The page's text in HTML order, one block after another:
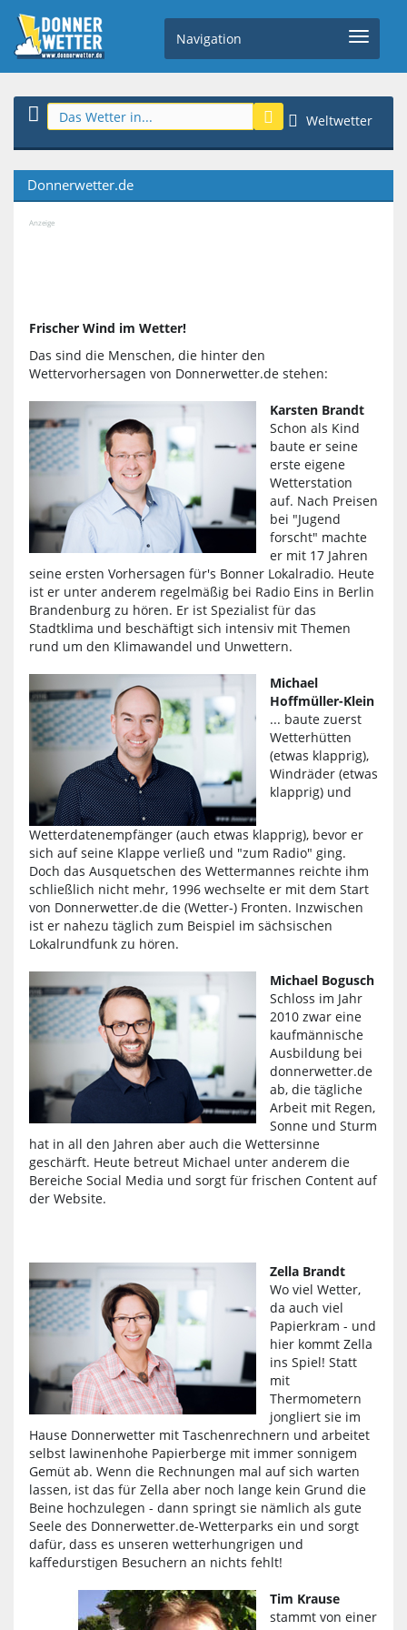
Navigation
Weltwetter
Donnerwetter.de
Anzeige
Frischer Wind im Wetter!
Das sind die Menschen, die hinter den
Wettervorhersagen von Donnerwetter.de stehen:
Karsten Brandt
Schon als Kind
baute er seine
erste eigene
Wetterstation
auf. Nach Preisen
bei "Jugend
forscht" machte
er mit 17 Jahren
seine ersten Vorhersagen für's Bonner Lokalradio. Heute
ist er unter anderem regelmäßig bei Radio Eins in Berlin
Brandenburg zu hören. Er ist Spezialist für das
Stadtklima und beschäftigt sich intensiv mit Themen
rund um den Klimawandel und Unwettern.
Michael
Hoffmüller-Klein
... baute zuerst
Wetterhütten
(etwas klapprig),
Windräder (etwas
klapprig) und
Wetterdatenempfänger (auch etwas klapprig), bevor er
sich auf seine Klappe verließ und "zum Radio" ging.
Doch das Ausquetschen des Wettermannes reichte ihm
schließlich nicht mehr, 1996 wechselte er mit dem Start
von Donnerwetter.de die (Wetter-) Fronten. Inzwischen
ist er nahezu täglich zum Beispiel im sächsischen
Lokalrundfunk zu hören.
Michael Bogusch
Schloss im Jahr
2010 zwar eine
kaufmännische
Ausbildung bei
donnerwetter.de
ab, die tägliche
Arbeit mit Regen,
Sonne und Sturm
hat in all den Jahren aber auch die Wettersinne
geschärft. Heute betreut Michael unter anderem die
Bereiche Social Media und sorgt für frischen Content auf
der Website.
Zella Brandt
Wo viel Wetter,
da auch viel
Papierkram - und
hier kommt Zella
ins Spiel! Statt
mit
Thermometern
jongliert sie im
Hause Donnerwetter mit Taschenrechnern und arbeitet
selbst lawinenhohe Papierberge mit immer sonnigem
Gemüt ab. Wenn die Rechnungen mal auf sich warten
lassen, ist das für Zella aber noch lange kein Grund die
Beine hochzulegen - dann springt sie nämlich als gute
Seele des Donnerwetter.de-Wetterparks ein und sorgt
dafür, dass es unseren wetterhungrigen und
kaffedurstigen Besuchern an nichts fehlt!
Tim Krause
stammt von einer